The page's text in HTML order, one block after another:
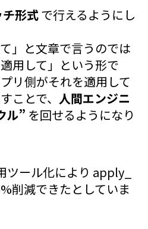
形式で行えるようにし
」と文章で言うのでは
用して」という形で
リ側がそれを適用して
ことで、 人間エンジニ
ル” を回せるようになり
ール化により apply_
削減できたとしていま